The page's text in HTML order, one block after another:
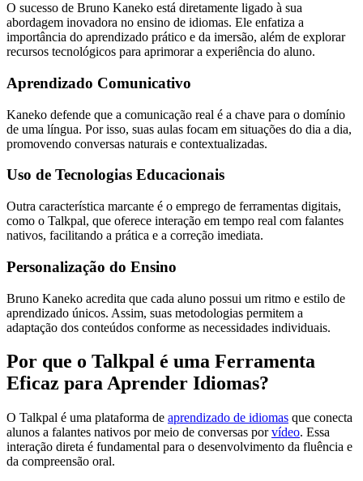
O sucesso de Bruno Kaneko está diretamente ligado à sua
abordagem inovadora no ensino de idiomas. Ele enfatiza a
importância do aprendizado prático e da imersão, além de explorar
recursos tecnológicos para aprimorar a experiência do aluno.
Aprendizado Comunicativo
Kaneko defende que a comunicação real é a chave para o domínio
de uma língua. Por isso, suas aulas focam em situações do dia a dia,
promovendo conversas naturais e contextualizadas.
Uso de Tecnologias Educacionais
Outra característica marcante é o emprego de ferramentas digitais,
como o Talkpal, que oferece interação em tempo real com falantes
nativos, facilitando a prática e a correção imediata.
Personalização do Ensino
Bruno Kaneko acredita que cada aluno possui um ritmo e estilo de
aprendizado únicos. Assim, suas metodologias permitem a
adaptação dos conteúdos conforme as necessidades individuais.
Por que o Talkpal é uma Ferramenta
Eficaz para Aprender Idiomas?
O Talkpal é uma plataforma de aprendizado de idiomas que conecta
alunos a falantes nativos por meio de conversas porvídeo. Essa
interação direta é fundamental para o desenvolvimento da fluência e
da compreensão oral.